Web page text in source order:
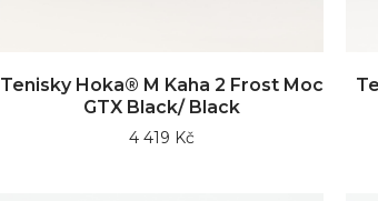
Tenisky Hoka® M Kaha 2 Frost Moc
GTX Black/ Black
4 419 Kč